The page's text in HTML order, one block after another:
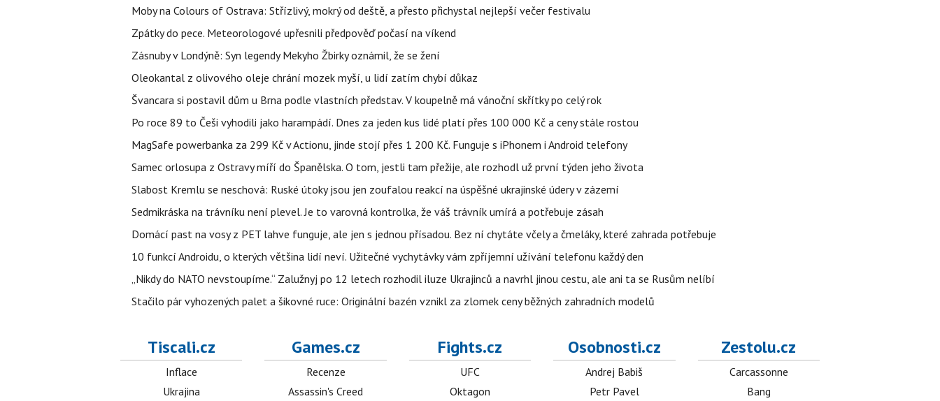
Moby na Colours of Ostrava: Střízlivý, mokrý od deště, a přesto přichystal nejlepší večer festivalu
Zpátky do pece. Meteorologové upřesnili předpověď počasí na víkend
Zásnuby v Londýně: Syn legendy Mekyho Žbirky oznámil, že se žení
Oleokantal z olivového oleje chrání mozek myší, u lidí zatím chybí důkaz
Švancara si postavil dům u Brna podle vlastních představ. V koupelně má vánoční skřítky po celý rok
Po roce 89 to Češi vyhodili jako harampádí. Dnes za jeden kus lidé platí přes 100 000 Kč a ceny stále rostou
MagSafe powerbanka za 299 Kč v Actionu, jinde stojí přes 1 200 Kč. Funguje s iPhonem i Android telefony
Samec orlosupa z Ostravy míří do Španělska. O tom, jestli tam přežije, ale rozhodl už první týden jeho života
Slabost Kremlu se neschová: Ruské útoky jsou jen zoufalou reakcí na úspěšné ukrajinské údery v zázemí
Sedmikráska na trávníku není plevel. Je to varovná kontrolka, že váš trávník umírá a potřebuje zásah
Domácí past na vosy z PET lahve funguje, ale jen s jednou přísadou. Bez ní chytáte včely a čmeláky, které zahrada potřebuje
10 funkcí Androidu, o kterých většina lidí neví. Užitečné vychytávky vám zpříjemní užívání telefonu každý den
„Nikdy do NATO nevstoupíme.“ Zalužnyj po 12 letech rozhodil iluze Ukrajinců a navrhl jinou cestu, ale ani ta se Rusům nelíbí
Stačilo pár vyhozených palet a šikovné ruce: Originální bazén vznikl za zlomek ceny běžných zahradních modelů
Tiscali.cz
Inflace
Ukrajina
Games.cz
Recenze
Assassin's Creed
Fights.cz
UFC
Oktagon
Osobnosti.cz
Andrej Babiš
Petr Pavel
Zestolu.cz
Carcassonne
Bang